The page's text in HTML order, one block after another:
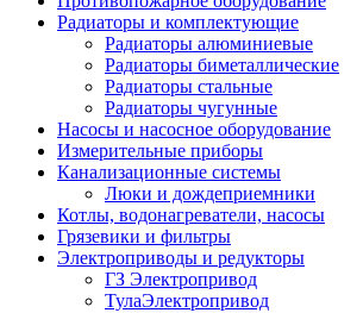
Радиаторы и комплектующие
Радиаторы алюминиевые
Радиаторы биметаллические
Радиаторы стальные
Радиаторы чугунные
Насосы и насосное оборудование
Измерительные приборы
Канализационные системы
Люки и дождеприемники
Котлы, водонагреватели, насосы
Грязевики и фильтры
Электроприводы и редукторы
ГЗ Электропривод
ТулаЭлектропривод